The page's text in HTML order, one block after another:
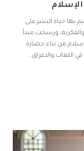
بها حياة البشر على
ورسخت مبدأ
من بناء حضارة
اللغات والاعراق...